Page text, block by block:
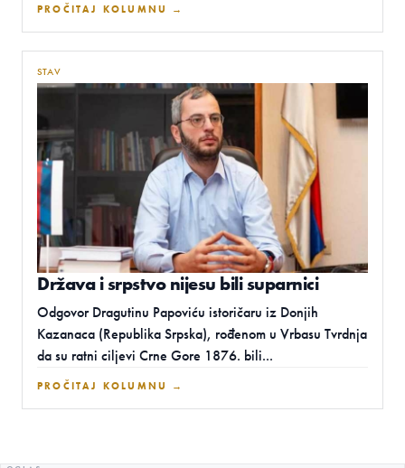
PROČITAJ KOLUMNU →
STAV
Država i srpstvo nijesu bili suparnici
Odgovor Dragutinu Papoviću istoričaru iz Donjih
Kazanaca (Republika Srpska), rođenom u Vrbasu Tvrdnja
da su ratni ciljevi Crne Gore 1876. bili...
PROČITAJ KOLUMNU →